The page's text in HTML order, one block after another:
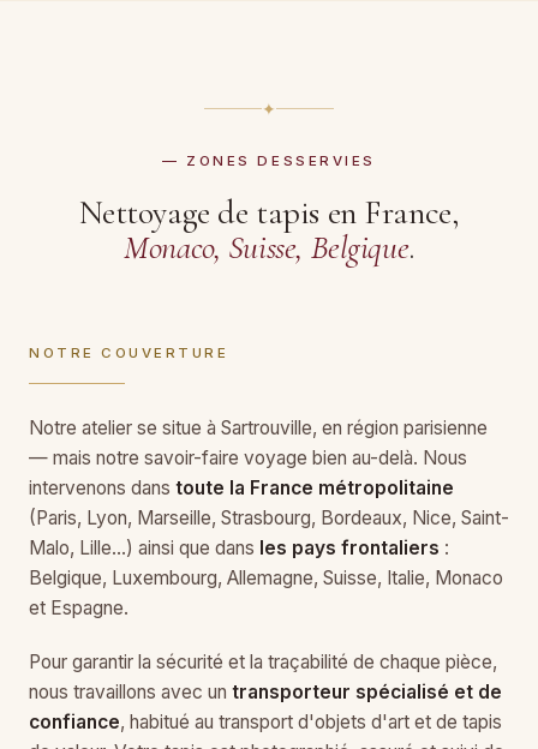
✦
— ZONES DESSERVIES
Nettoyage de tapis en France,
Monaco, Suisse, Belgique.
NOTRE COUVERTURE
Notre atelier se situe à Sartrouville, en région parisienne
— mais notre savoir-faire voyage bien au-delà. Nous
intervenons dans toute la France métropolitaine
(Paris, Lyon, Marseille, Strasbourg, Bordeaux, Nice, Saint-
Malo, Lille…) ainsi que dans les pays frontaliers :
Belgique, Luxembourg, Allemagne, Suisse, Italie, Monaco
et Espagne.
Pour garantir la sécurité et la traçabilité de chaque pièce,
nous travaillons avec un transporteur spécialisé et de
confiance, habitué au transport d'objets d'art et de tapis